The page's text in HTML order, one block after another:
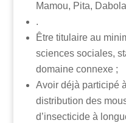
Mamou, Pita,
.
Être titulaire au
sciences sociales,
domaine connexe ;
Avoir déjà participé
distribution des
d’insecticide à